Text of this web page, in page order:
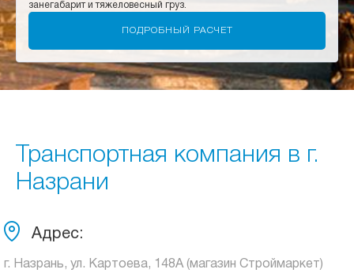
занегабарит и тяжеловесный груз.
Транспортная компания в г.
Назрани
Адрес:
г. Назрань, ул. Картоева, 148А (магазин Строймаркет)